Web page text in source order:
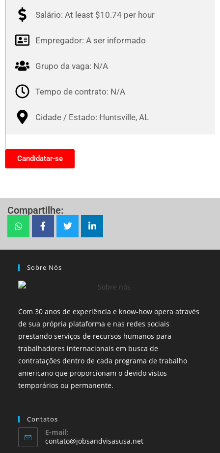
Salário: At least $10.74 per hour
Empregador: A ser informado
Grupo da vaga: N/A
Tempo de contrato: N/A
Cidade / Estado: Huntsville, AL
Candidatar-se
Compartilhe:
Sobre Nós
Com 30 anos de experiência e know-how opera através
de sua própria plataforma e nas redes sociais
prestando serviços de recursos humanos para
trabalhadores internacionais em busca de
contratações dentro de cada programa de trabalho
americano que proporcionam o devido vistos
temporários ou permanente.
Contatos
E-mail:
contato@jobsandvisasusa.net